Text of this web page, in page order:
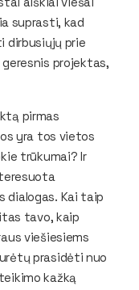
suprasti, kad
dirbusiųjų prie
projektas,
pirmas
yra tos vietos
trūkumai? Ir
dialogas. Kai taip
tavo, kaip
viešiesiems
prasidėti nuo
kažką